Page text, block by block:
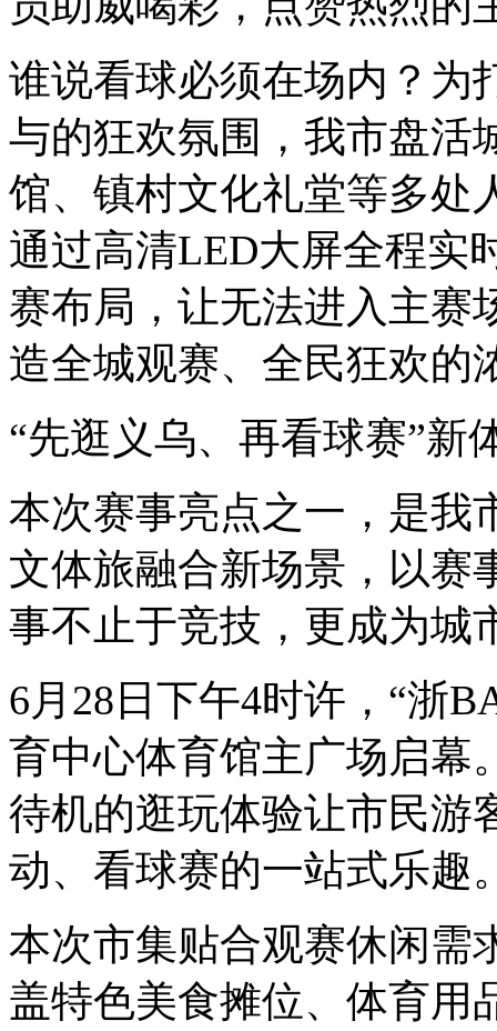
谁说看球必须在场内？为
与的狂欢氛围，我市盘活
馆、镇村文化礼堂等多处
通过高清LED大屏全程实
赛布局，让无法进入主赛
造全城观赛、全民狂欢的
“先逛义乌、再看球赛”新
本次赛事亮点之一，是我
文体旅融合新场景，以赛
事不止于竞技，更成为城
6月28日下午4时许，“浙
育中心体育馆主广场启幕
待机的逛玩体验让市民游
动、看球赛的一站式乐趣
本次市集贴合观赛休闲需
盖特色美食摊位、体育用